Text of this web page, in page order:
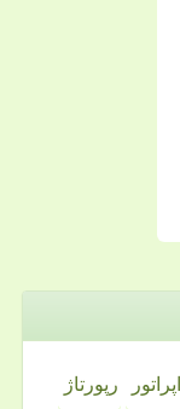
اپراتور رپورتاژ